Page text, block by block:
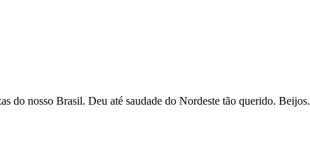
do nosso Brasil. Deu até saudade do Nordeste tão querido. Beijos.